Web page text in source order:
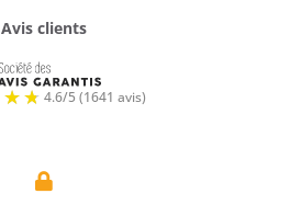
Avis clients
